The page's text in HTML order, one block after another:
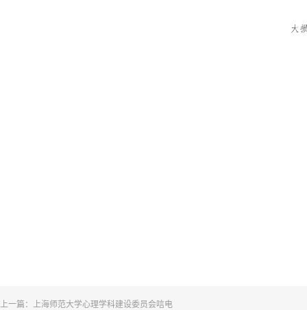
上一篇： 上海师范大学心理学科建设委员会唁电